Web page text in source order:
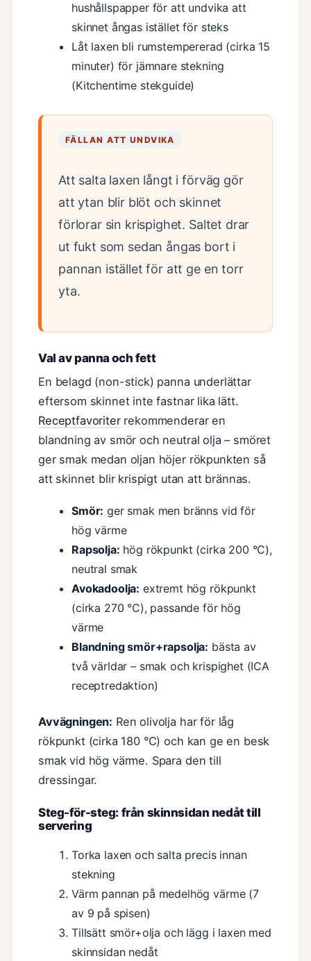
hushållspapper för att undvika att
skinnet ångas istället för steks
Låt laxen bli rumstempererad (cirka 15
minuter) för jämnare stekning
(Kitchentime stekguide)
FÄLLAN ATT UNDVIKA
Att salta laxen långt i förväg gör
att ytan blir blöt och skinnet
förlorar sin krispighet. Saltet drar
ut fukt som sedan ångas bort i
pannan istället för att ge en torr
yta.
Val av panna och fett
En belagd (non-stick) panna underlättar
eftersom skinnet inte fastnar lika lätt.
Receptfavoriterrekommenderar en
blandning av smör och neutral olja – smöret
ger smak medan oljan höjer rökpunkten så
att skinnet blir krispigt utan att brännas.
Smör: ger smak men bränns vid för
hög värme
Rapsolja: hög rökpunkt (cirka 200 °C),
neutral smak
Avokadoolja: extremt hög rökpunkt
(cirka 270 °C), passande för hög
värme
Blandning smör+rapsolja: bästa av
två världar – smak och krispighet (ICA
receptredaktion)
Avvägningen: Ren olivolja har för låg
rökpunkt (cirka 180 °C) och kan ge en besk
smak vid hög värme. Spara den till
dressingar.
Steg-för-steg: från skinnsidan nedåt till
servering
Torka laxen och salta precis innan
stekning
Värm pannan på medelhög värme (7
av 9 på spisen)
Tillsätt smör+olja och lägg i laxen med
skinnsidan nedåt